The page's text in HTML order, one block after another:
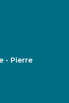
- Pierre